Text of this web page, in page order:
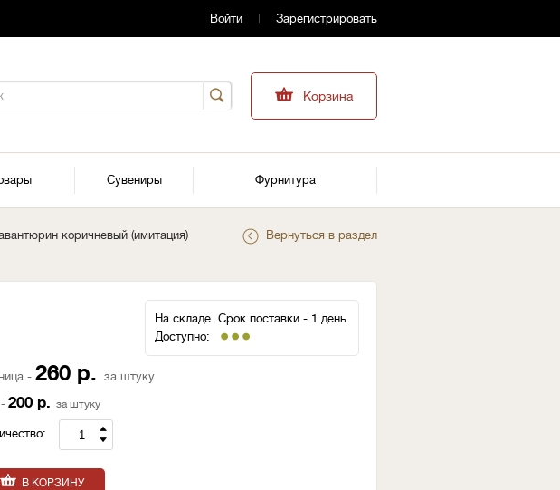
Войти Зарегистрировать
Корзина
Сувениры Фурнитура
коричневый (имитация)
Вернуться в раздел
На складе. Срок поставки - 1 день
Доступно:
- 260 р. за штуку
200 р. за штуку
В КОРЗИНУ